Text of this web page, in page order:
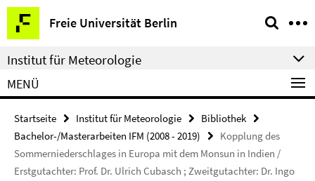
Springe
direkt
zu
Inhalt
Freie Universität Berlin
Service-
Navigation
Institut für Meteorologie
MENÜ
Startseite Institut für Meteorologie
Bibliothek
Bachelor-/Masterarbeiten IFM (2008 - 2019)
Kopplung des
Sommerniederschlages in Europa mit dem Monsun in Indien /
Erstgutachter: Prof. Dr. Ulrich Cubasch ; Zweitgutachter: Dr. Ingo